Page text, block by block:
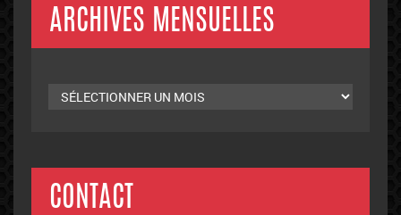
ARCHIVES MENSUELLES
CONTACT